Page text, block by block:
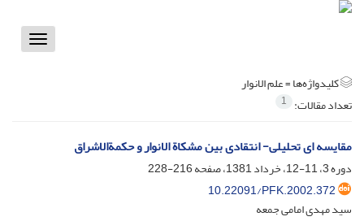
Toggle
کلیدواژه‌ها =علم الانوار
تعداد مقالات: 1
مقایسه ای تحلیلی- انتقادی بین مشکاة الانوار و حکمةالاشراق
دوره 3، 11-12، خرداد 1381، صفحه
216-228
10.22091/PFK.2002.372
سید مهدی امامی جمعه